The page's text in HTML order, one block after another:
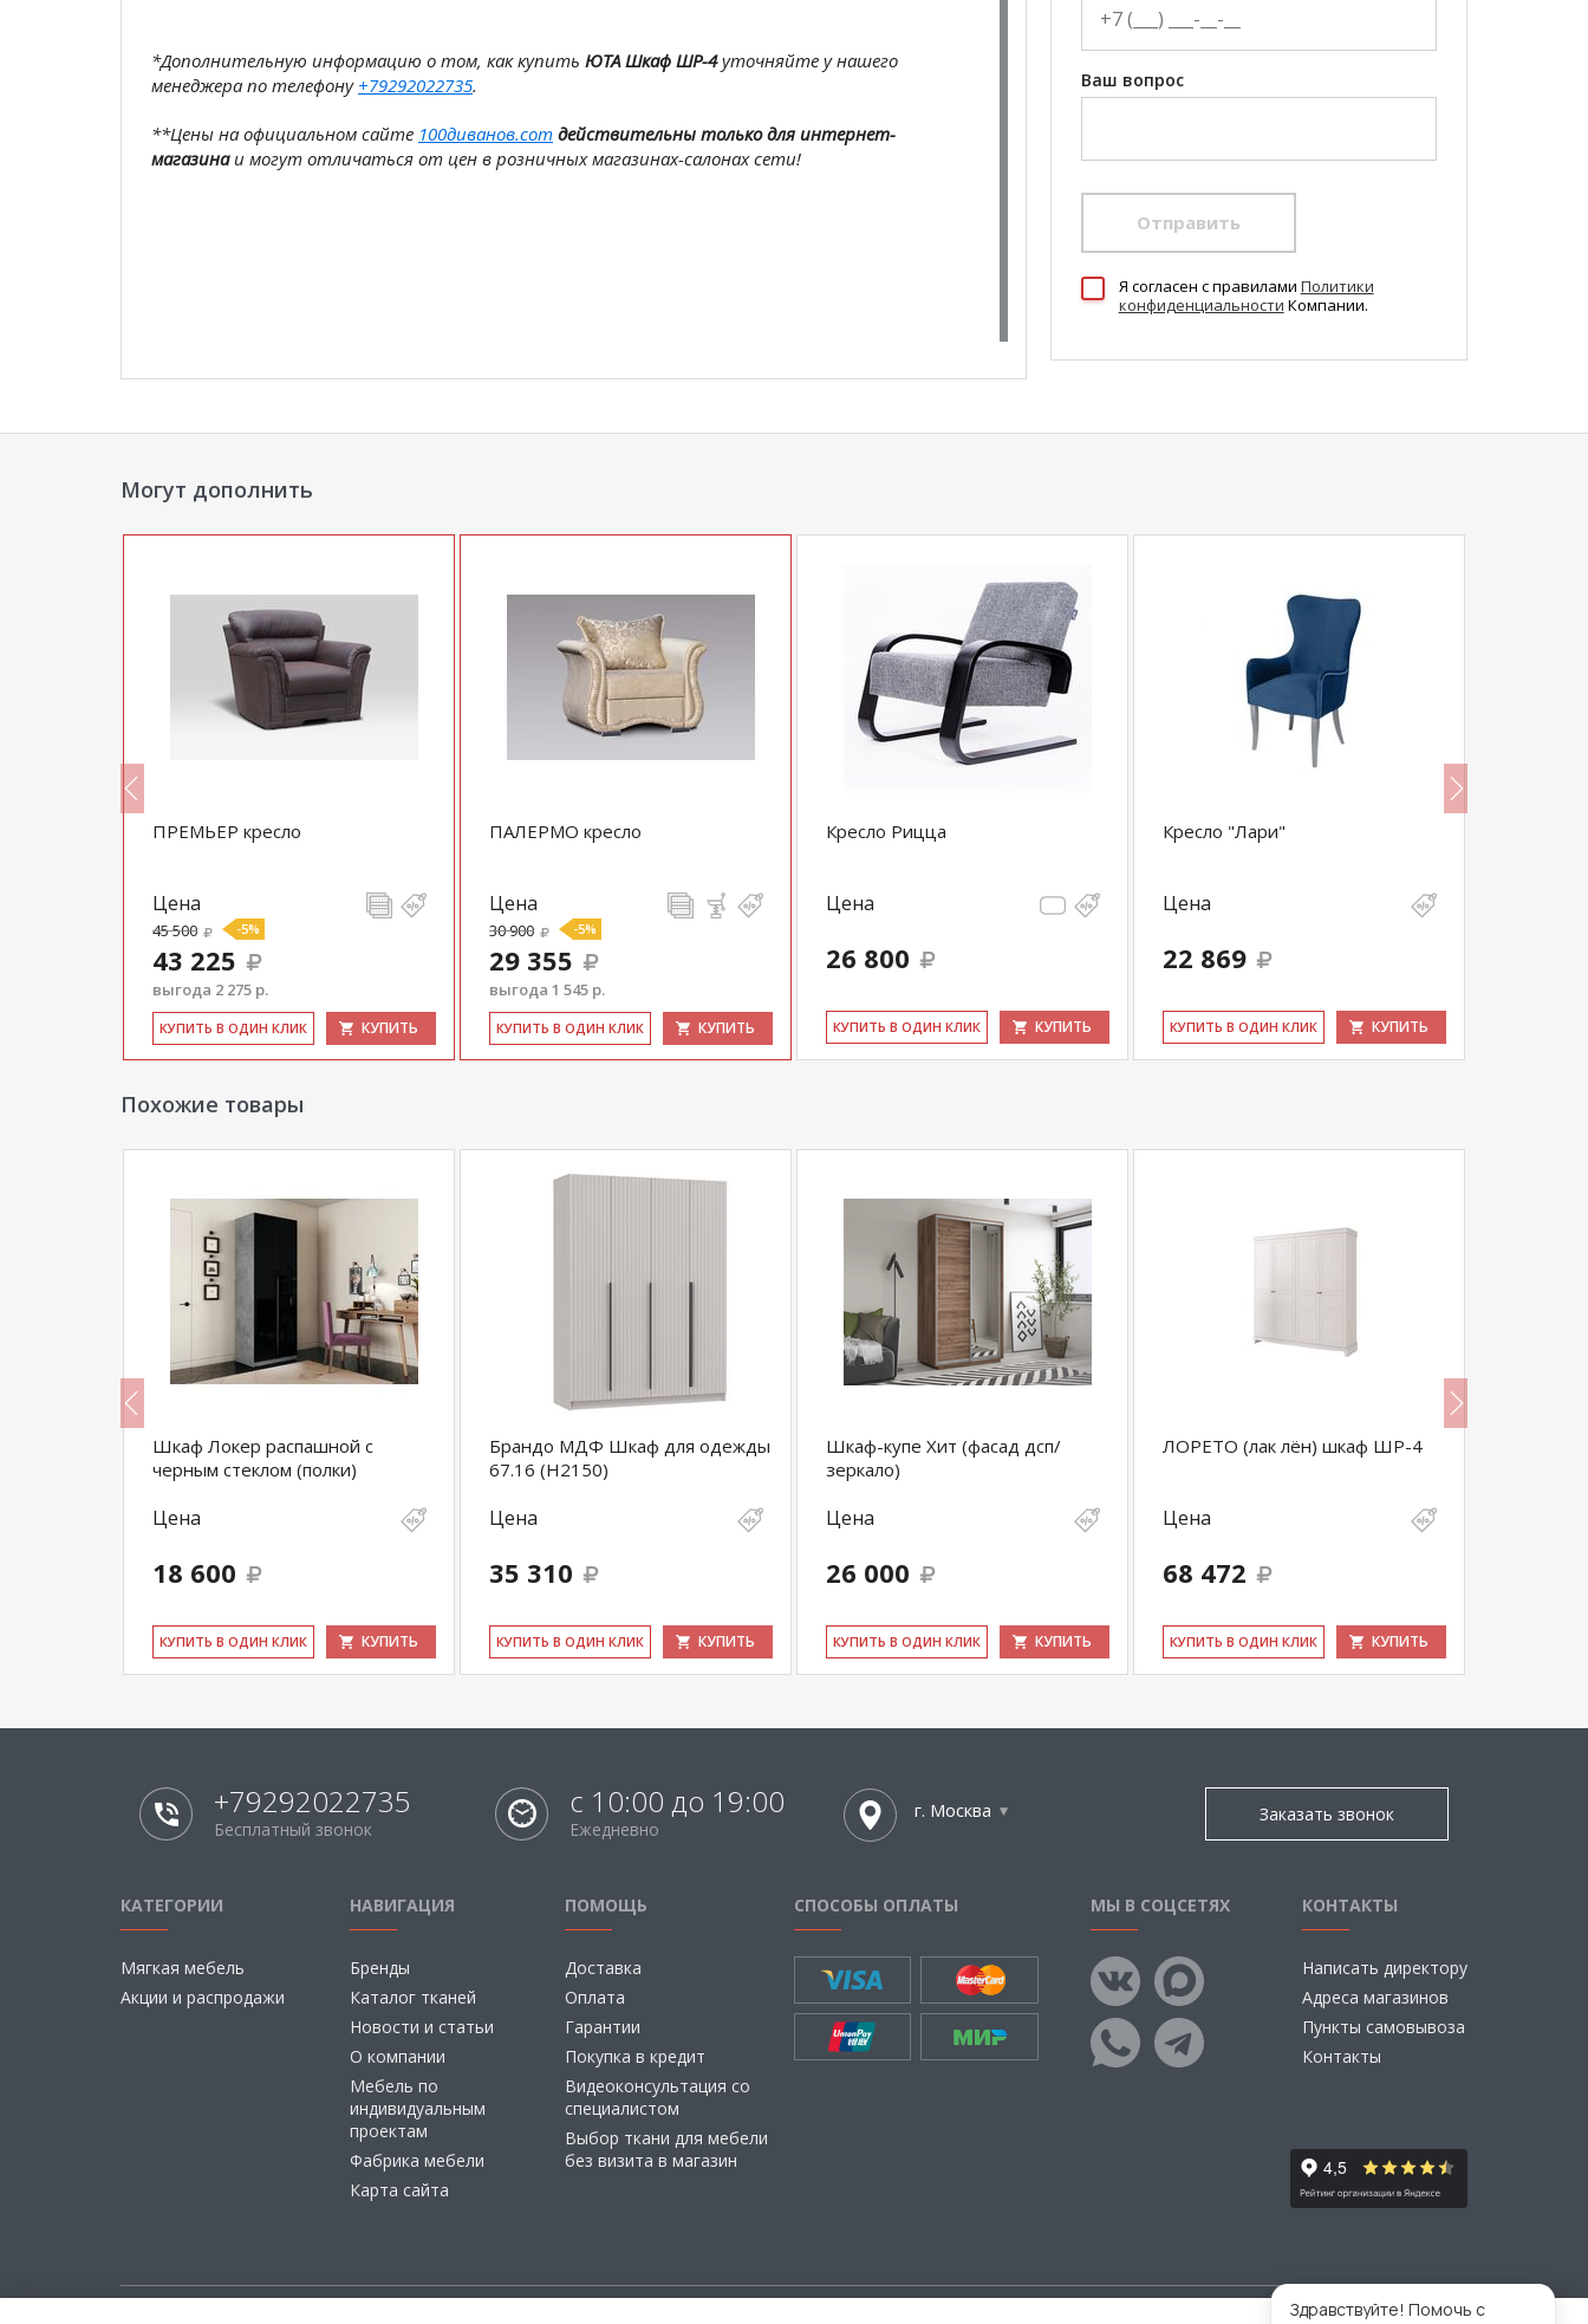
*Дополнительную информацию о том, как купить ЮТА Шкаф ШР-4уточняйте у нашего
менеджера по телефону +79292022735.
**Цены на официальном сайте 100диванов.com действительны только для интернет-
магазинаи могут отличаться от цен в розничных магазинах-салонах сети!
Ваш вопрос
Отправить
Я согласен c правилами Политики
конфиденциальности Компании.
Могут дополнить
ПРЕМЬЕР кресло
Цена
45 500 -5%
43 225
выгода 2 275 р.
КУ­ПИТЬ В ОДИН КЛИК КУПИТЬ
ПАЛЕРМО кресло
Цена
30 900 -5%
29 355
выгода 1 545 р.
КУ­ПИТЬ В ОДИН КЛИК КУПИТЬ
Кресло Рицца
Цена
26 800
КУ­ПИТЬ В ОДИН КЛИК КУПИТЬ
Кресло "Лари"
Цена
22 869
КУ­ПИТЬ В ОДИН КЛИК КУПИТЬ
Похожие товары
Шкаф Локер распашной с
черным стеклом (полки)
Цена
18 600
КУ­ПИТЬ В ОДИН КЛИК КУПИТЬ
Брандо МДФ Шкаф для одежды
67.16 (Н2150)
Цена
35 310
КУ­ПИТЬ В ОДИН КЛИК КУПИТЬ
Шкаф-купе Хит (фасад дсп/
зеркало)
Цена
26 000
КУ­ПИТЬ В ОДИН КЛИК КУПИТЬ
ЛОРЕТО (лак лён) шкаф ШР-4
Цена
68 472
КУ­ПИТЬ В ОДИН КЛИК КУПИТЬ
+79292022735
Бесплатный звонок
с 10:00 до 19:00
Ежедневно
г. Москва Заказать звонок
КАТЕГОРИИ
Мягкая мебель
Акции и распродажи
НАВИГАЦИЯ
Бренды
Каталог тканей
Новости и статьи
О компании
Мебель по
индивидуальным
проектам
Фабрика мебели
Карта сайта
ПОМОЩЬ
Доставка
Оплата
Гарантии
Покупка в кредит
Видеоконсультация со
специалистом
Выбор ткани для мебели
без визита в магазин
СПОСОБЫ ОПЛАТЫ МЫ В СОЦСЕТЯХ КОНТАКТЫ
Написать директору
Адреса магазинов
Пункты самовывоза
Контакты
Здравствуйте! Помочь с